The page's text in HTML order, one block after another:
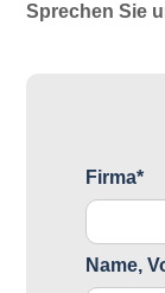
Sprechen Sie
Firma*
Name,